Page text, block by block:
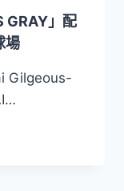
GRAY」配
場
Gilgeous-